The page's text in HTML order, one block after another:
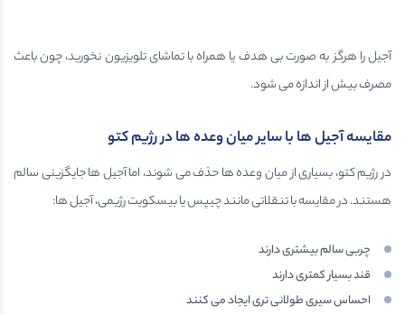
آجیل را هرگز به صورت بی هدف یا همراه با تماشای تلویزیون نخورید، چون باعث
مصرف بیش از اندازه می شود.
مقایسه آجیل ها با سایر میان وعده ها در رژیم کتو
در رژیم کتو، بسیاری از میان وعده ها حذف می شوند، اما آجیل ها جایگزینی سالم
هستند. در مقایسه با تنقلاتی مانند چیپس یا بیسکویت رژیمی، آجیل ها:
چربی سالم بیشتری دارند
قند بسیار کمتری دارند
احساس سیری طولانی تری ایجاد می کنند